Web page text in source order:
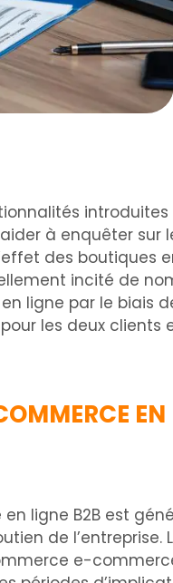
à enquêter
des
incité de
ligne par le biais
les deux clients
en ligne B2B est
de
e-